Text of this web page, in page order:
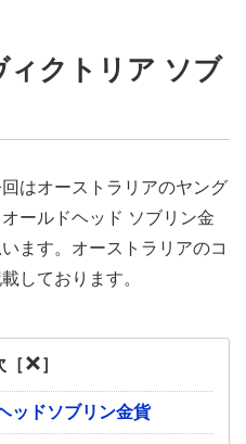
クトリア ソブ
はオーストラリアのヤング
ールドヘッド ソブリン金
ます。オーストラリアのコ
しております。
［ ］
ッドソブリン金貨